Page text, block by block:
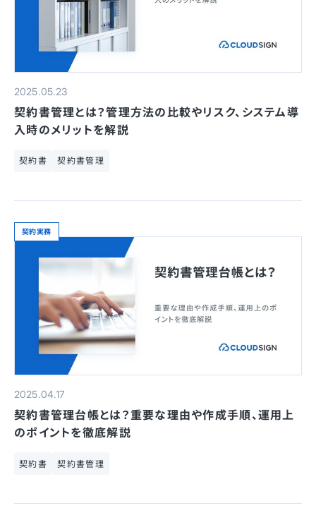
2025.05.23
契約書管理とは？管理方法の比較やリスク、システム導
入時のメリットを解説
契約書 契約書管理
契約実務
2025.04.17
契約書管理台帳とは？重要な理由や作成手順、運用上
のポイントを徹底解説
契約書 契約書管理